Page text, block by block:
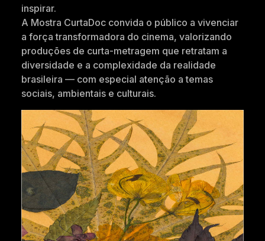
inspirar.
A Mostra CurtaDoc convida o público a vivenciar
a força transformadora do cinema, valorizando
produções de curta-metragem que retratam a
diversidade e a complexidade da realidade
brasileira — com especial atenção a temas
sociais, ambientais e culturais.